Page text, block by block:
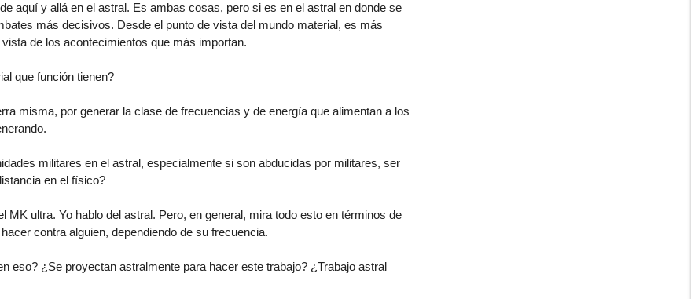
aquí y allá en el astral. Es ambas cosas, pero si es en el astral en donde se
más decisivos. Desde el punto de vista del mundo material, es más
de los acontecimientos que más importan.
que función tienen?
misma, por generar la clase de frecuencias y de energía que alimentan a los
militares en el astral, especialmente si son abducidas por militares, ser
en el físico?
MK ultra. Yo hablo del astral. Pero, en general, mira todo esto en términos de
contra alguien, dependiendo de su frecuencia.
eso? ¿Se proyectan astralmente para hacer este trabajo? ¿Trabajo astral